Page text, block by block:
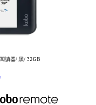
讀器/ 黑/ 32GB